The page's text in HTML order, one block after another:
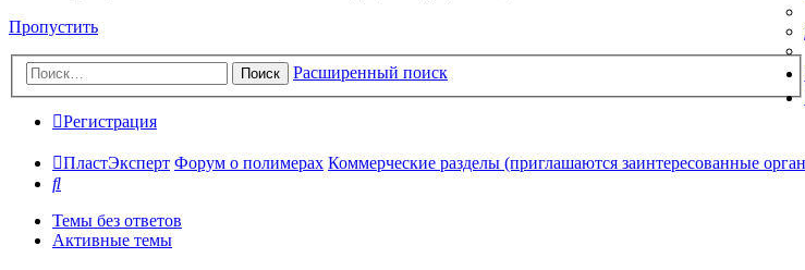
Пропустить
Поиск Расширенный поиск
Регистрация
ПластЭксперт Форум о полимерах Коммерческие разделы (приглашаются заинтересованные
Поиск
Темы без ответов
Активные темы